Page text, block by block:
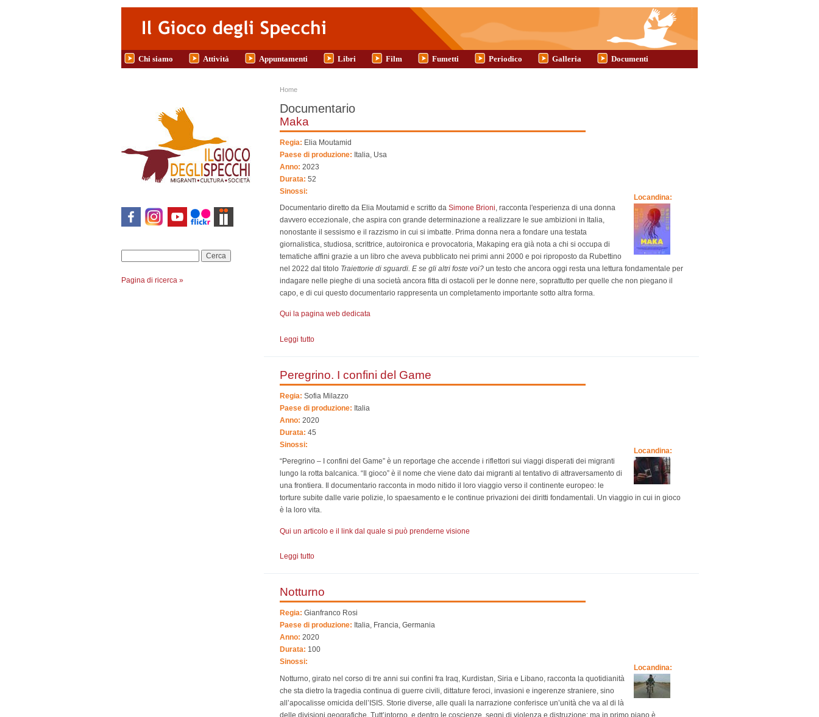
Chi siamo Attività Appuntamenti Libri Film Fumetti Periodico Galleria Documenti
Pagina di ricerca »
Tu sei qui
Home
Documentario
Maka
Regia: Elia Moutamid
Paese di produzione: Italia, Usa
Anno: 2023
Durata: 52
Locandina:
Sinossi:
Documentario diretto da Elia Moutamid e scritto da Simone Brioni, racconta l'esperienza di una donna
davvero eccezionale, che aspira con grande determinazione a realizzare le sue ambizioni in Italia,
nonostante il sessismo e il razzismo in cui si imbatte. Prima donna nera a fondare una testata
giornalistica, studiosa, scrittrice, autoironica e provocatoria, Makaping era già nota a chi si occupa di
tematiche affini grazie a un libro che aveva pubblicato nei primi anni 2000 e poi riproposto da Rubettino
nel 2022 dal titolo Traiettorie di sguardi. E se gli altri foste voi? un testo che ancora oggi resta una lettura fondamentale per
indagare nelle pieghe di una società ancora fitta di ostacoli per le donne nere, soprattutto per quelle che non piegano il
capo, e di cui questo documentario rappresenta un completamento importante sotto altra forma.
Qui la pagina web dedicata
Leggi tutto
Peregrino. I confini del Game
Regia: Sofia Milazzo
Paese di produzione: Italia
Anno: 2020
Durata: 45
Locandina:
Sinossi:
“Peregrino – I confini del Game” è un reportage che accende i riflettori sui viaggi disperati dei migranti
lungo la rotta balcanica. “Il gioco” è il nome che viene dato dai migranti al tentativo di attraversamento di
una frontiera. Il documentario racconta in modo nitido il loro viaggio verso il continente europeo: le
torture subite dalle varie polizie, lo spaesamento e le continue privazioni dei diritti fondamentali. Un viaggio in cui in gioco
è la loro vita.
Qui un articolo e il link dal quale si può prenderne visione
Leggi tutto
Notturno
Regia: Gianfranco Rosi
Paese di produzione: Italia, Francia, Germania
Anno: 2020
Durata: 100
Locandina:
Sinossi:
Notturno, girato nel corso di tre anni sui confini fra Iraq, Kurdistan, Siria e Libano, racconta la quotidianità
che sta dietro la tragedia continua di guerre civili, dittature feroci, invasioni e ingerenze straniere, sino
all’apocalisse omicida dell’ISIS. Storie diverse, alle quali la narrazione conferisce un’unità che va al di là
delle divisioni geografiche. Tutt’intorno, e dentro le coscienze, segni di violenza e distruzione: ma in primo piano è